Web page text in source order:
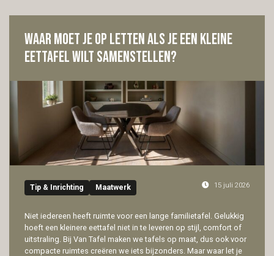
Waar moet je op letten als je een kleine
eettafel wilt samenstellen?
Tip & Inrichting Maatwerk 15 juli 2026
Niet iedereen heeft ruimte voor een lange familietafel. Gelukkig
hoeft een kleinere eettafel niet in te leveren op stijl, comfort of
uitstraling. Bij Van Tafel maken we tafels op maat, dus ook voor
compacte ruimtes creëren we iets bijzonders. Maar waar let je